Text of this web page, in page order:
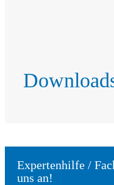
Expertenhilfe /
uns an!